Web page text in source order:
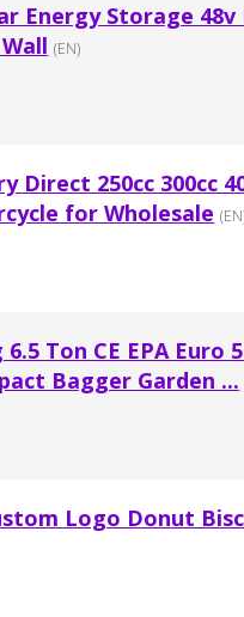
Energy Storage
(EN)
Direct 250cc 300cc
for Wholesale
6.5 Ton CE EPA
Bagger Garden ...
Logo Donut